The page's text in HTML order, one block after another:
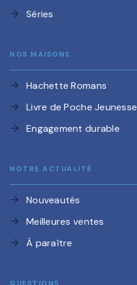
arrow_forward Séries
NOS MAISONS
arrow_forward Hachette Romans
arrow_forward Livre de Poche Jeunesse
arrow_forward Engagement durable
NOTRE ACTUALITÉ
arrow_forward Nouveautés
arrow_forward Meilleures ventes
arrow_forward À paraître